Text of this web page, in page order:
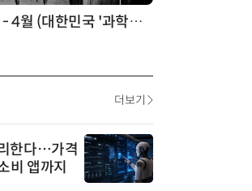
IT 역사 속 오늘 - 4월 (대한민국 '과학의 날' 제정)
더보기
한다…가격
비 앱까지